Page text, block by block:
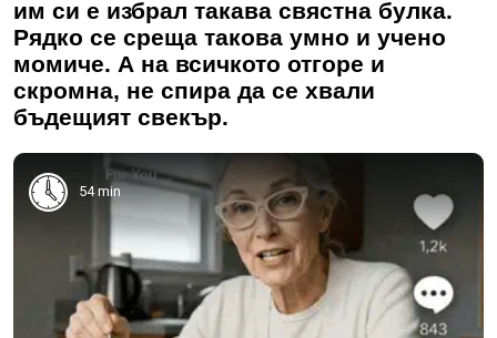
им си е избрал такава свястна булка.
Рядко се среща такова умно и учено
момиче. А на всичкото отгоре и
скромна, не спира да се хвали
бъдещият свекър.
54 min